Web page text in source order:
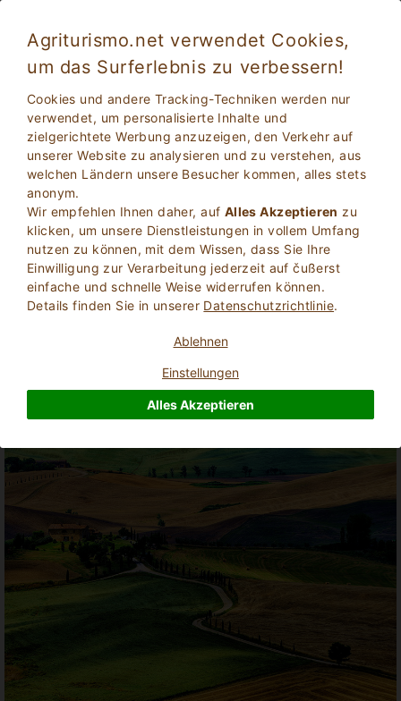
Agriturismo.net verwendet Cookies,
um das Surferlebnis zu verbessern!
Cookies und andere Tracking-Techniken werden nur
verwendet, um personalisierte Inhalte und
zielgerichtete Werbung anzuzeigen, den Verkehr auf
unserer Website zu analysieren und zu verstehen, aus
welchen Ländern unsere Besucher kommen, alles stets
anonym.
Wir empfehlen Ihnen daher, auf Alles Akzeptieren zu
klicken, um unsere Dienstleistungen in vollem Umfang
nutzen zu können, mit dem Wissen, dass Sie Ihre
Einwilligung zur Verarbeitung jederzeit auf čußerst
einfache und schnelle Weise widerrufen können.
Details finden Sie in unserer Datenschutzrichtlinie.
Ablehnen
Einstellungen
Alles Akzeptieren
2Erwachsene
0Kinder SUCHE
Zimmer in Bauernhaus in San bartolomeo al mare,